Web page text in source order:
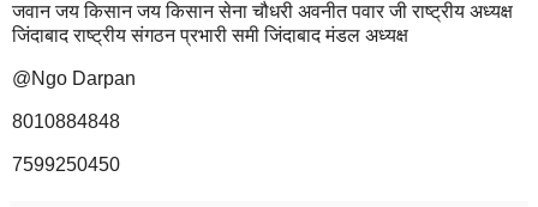
जवान जय किसान जय किसान सेना चौधरी अवनीत पवार जी राष्ट्रीय अध्यक्ष
जिंदाबाद राष्ट्रीय संगठन प्रभारी समी जिंदाबाद मंडल अध्यक्ष
@Ngo Darpan
8010884848
7599250450